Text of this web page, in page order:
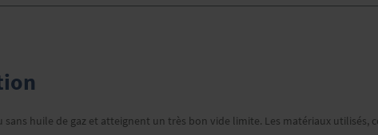
huile de gaz et atteignent un très bon vide limite. Les matériaux utilisés,